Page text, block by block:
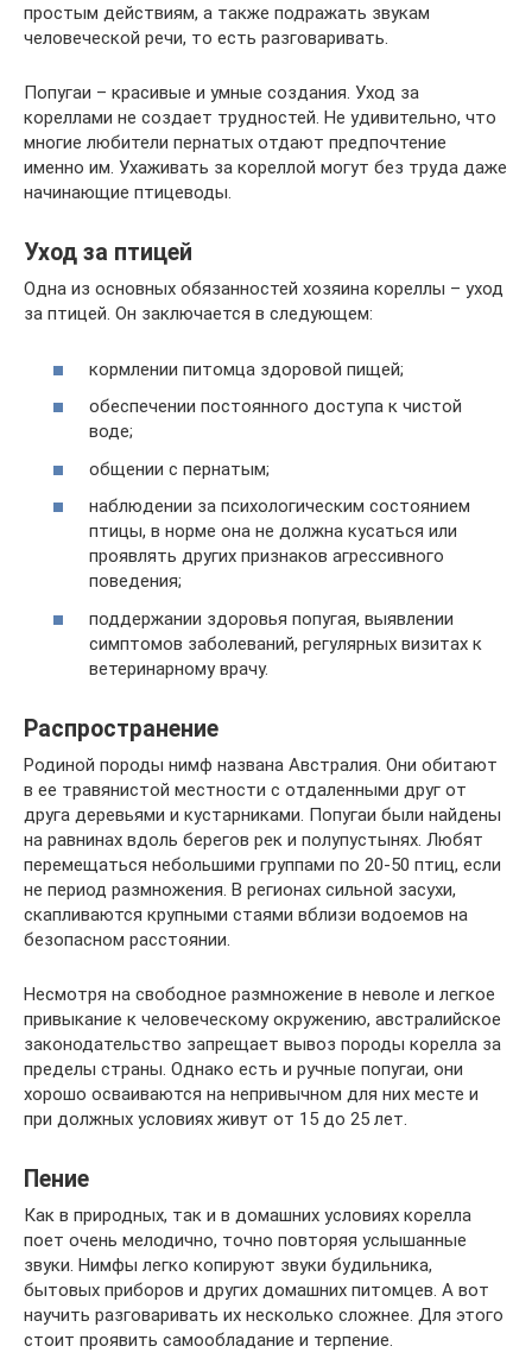
простым действиям, а также подражать звукам
человеческой речи, то есть разговаривать.
Попугаи – красивые и умные создания. Уход за
кореллами не создает трудностей. Не удивительно, что
многие любители пернатых отдают предпочтение
именно им. Ухаживать за кореллой могут без труда даже
начинающие птицеводы.
Уход за птицей
Одна из основных обязанностей хозяина кореллы – уход
за птицей. Он заключается в следующем:
кормлении питомца здоровой пищей;
обеспечении постоянного доступа к чистой
воде;
общении с пернатым;
наблюдении за психологическим состоянием
птицы, в норме она не должна кусаться или
проявлять других признаков агрессивного
поведения;
поддержании здоровья попугая, выявлении
симптомов заболеваний, регулярных визитах к
ветеринарному врачу.
Распространение
Родиной породы нимф названа Австралия. Они обитают
в ее травянистой местности с отдаленными друг от
друга деревьями и кустарниками. Попугаи были найдены
на равнинах вдоль берегов рек и полупустынях. Любят
перемещаться небольшими группами по 20-50 птиц, если
не период размножения. В регионах сильной засухи,
скапливаются крупными стаями вблизи водоемов на
безопасном расстоянии.
Несмотря на свободное размножение в неволе и легкое
привыкание к человеческому окружению, австралийское
законодательство запрещает вывоз породы корелла за
пределы страны. Однако есть и ручные попугаи, они
хорошо осваиваются на непривычном для них месте и
при должных условиях живут от 15 до 25 лет.
Пение
Как в природных, так и в домашних условиях корелла
поет очень мелодично, точно повторяя услышанные
звуки. Нимфы легко копируют звуки будильника,
бытовых приборов и других домашних питомцев. А вот
научить разговаривать их несколько сложнее. Для этого
стоит проявить самообладание и терпение.